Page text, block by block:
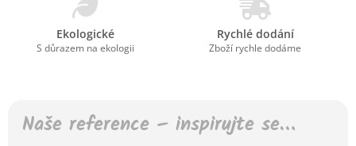
Ekologické
S důrazem na ekologii
Rychlé dodání
Zboží rychle dodáme
Naše reference – inspirujte se…